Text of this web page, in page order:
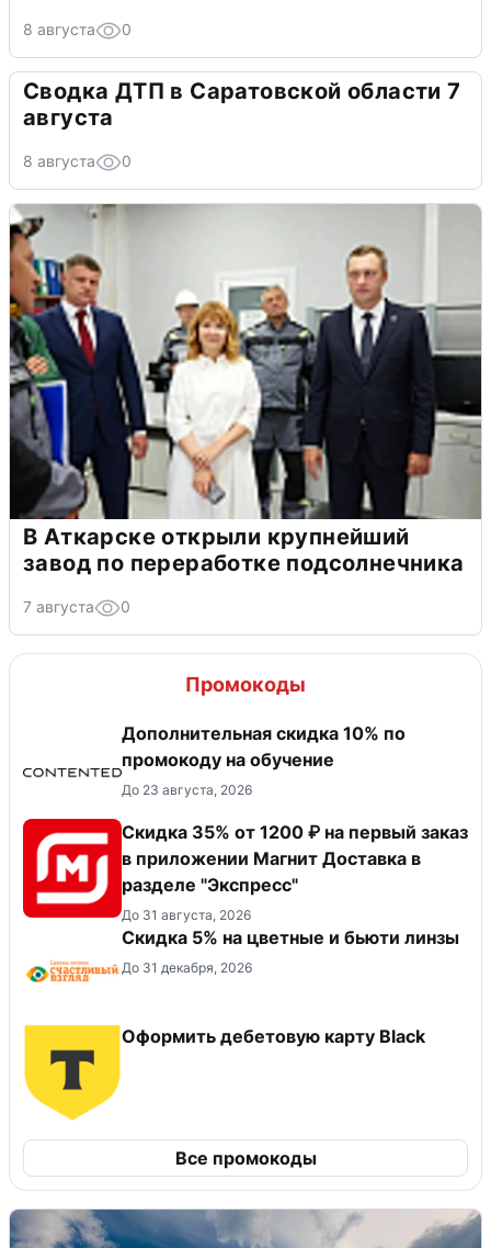
8 августа 0
Сводка ДТП в Саратовской области 7
августа
8 августа 0
В Аткарске открыли крупнейший
завод по переработке подсолнечника
7 августа 0
Промокоды
Дополнительная скидка 10% по
промокоду на обучение
До 23 августа, 2026
Скидка 35% от 1200 ₽ на первый заказ
в приложении Магнит Доставка в
разделе "Экспресс"
До 31 августа, 2026
Скидка 5% на цветные и бьюти линзы
До 31 декабря, 2026
Оформить дебетовую карту Black
Все промокоды